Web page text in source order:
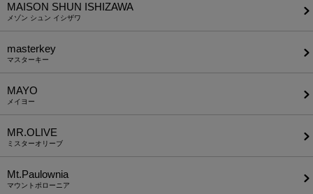
MAISON SHUN ISHIZAWA
メゾン シュン イシザワ
masterkey
マスターキー
MAYO
メイヨー
MR.OLIVE
ミスターオリーブ
Mt.Paulownia
マウントポローニア